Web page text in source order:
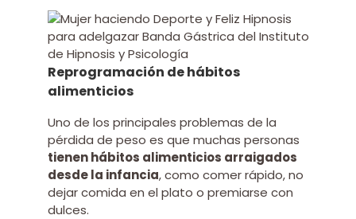
Reprogramación de hábitos
alimenticios
Uno de los principales problemas de la
pérdida de peso es que muchas personas
tienen hábitos alimenticios arraigados
desde la infancia, como comer rápido, no
dejar comida en el plato o premiarse con
dulces.